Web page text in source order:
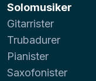
Solomusiker
Gitarrister
Trubadurer
Pianister
Saxofonister